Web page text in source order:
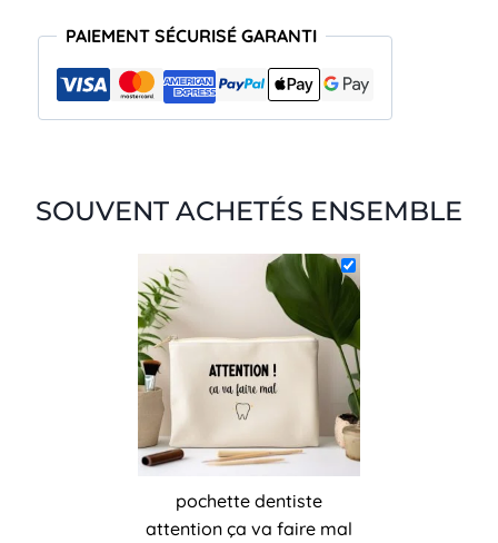
PAIEMENT SÉCURISÉ GARANTI
SOUVENT ACHETÉS ENSEMBLE
pochette dentiste
attention ça va faire mal